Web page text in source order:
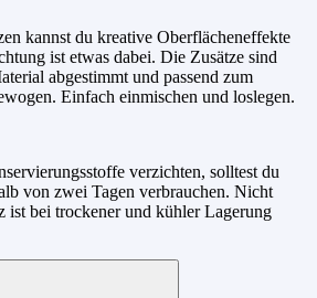
kannst du kreative Oberflächeneffekte
ist etwas dabei. Die Zusätze sind
abgestimmt und passend zum
Einfach einmischen und loslegen.
verzichten, solltest du
von zwei Tagen verbrauchen. Nicht
ist bei trockener und kühler Lagerung